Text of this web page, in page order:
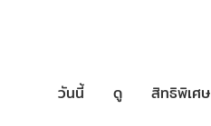
วันนี้ ดู สิทธิพิเศษ